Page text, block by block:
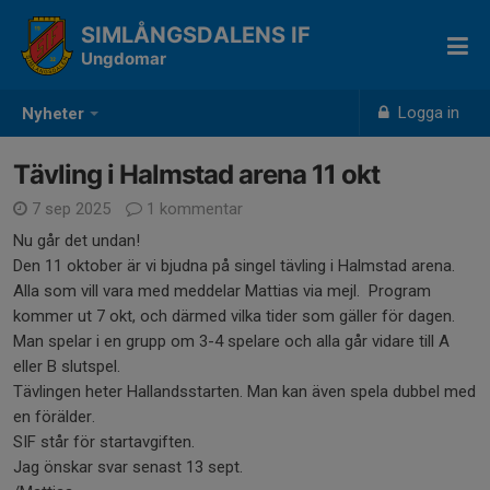
Nyheter Logga in
SIMLÅNGSDALENS IF
Ungdomar
Tävling i Halmstad arena 11 okt
7 sep 2025
1 kommentar
Nu går det undan!
Den 11 oktober är vi bjudna på singel tävling i Halmstad arena.
Alla som vill vara med meddelar Mattias via mejl. Program
kommer ut 7 okt, och därmed vilka tider som gäller för dagen.
Man spelar i en grupp om 3-4 spelare och alla går vidare till A
eller B slutspel.
Tävlingen heter Hallandsstarten. Man kan även spela dubbel med
en förälder.
SIF står för startavgiften.
Jag önskar svar senast 13 sept.